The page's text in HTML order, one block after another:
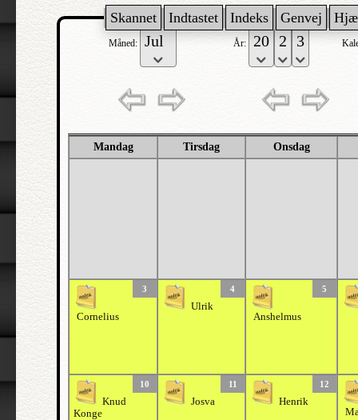
Skannet Indtastet Indeks Genvej
Måned: År:
Mandag Tirsdag Onsdag
3
Cornelius
4
Ulrik
5
Anshelmus
10
Knud
Konge
11
Josva
12
Henrik